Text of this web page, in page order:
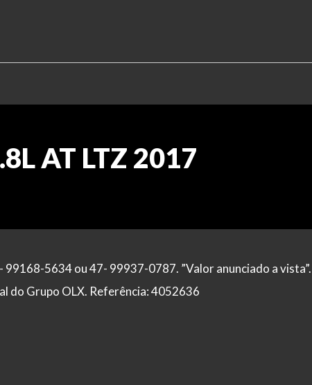
AT LTZ 2017
99168-5634 ou 47- 99937-0787. ”Valor anunciado a vista”.
do Grupo OLX. Referência: 4052636